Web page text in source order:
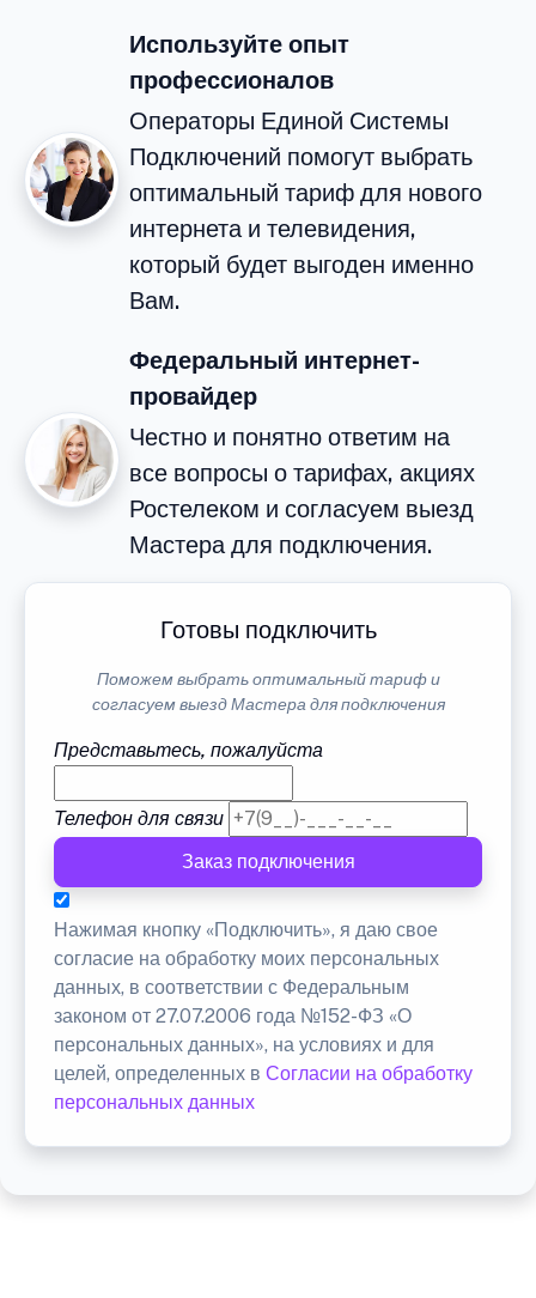
Используйте опыт
профессионалов
Операторы Единой Системы
Подключений помогут выбрать
оптимальный тариф для нового
интернета и телевидения,
который будет выгоден именно
Вам.
Федеральный интернет-
провайдер
Честно и понятно ответим на
все вопросы о тарифах, акциях
Ростелеком и согласуем выезд
Мастера для подключения.
Готовы подключить
Поможем выбрать оптимальный тариф и
согласуем выезд Мастера для подключения
Представьтесь, пожалуйста
Телефон для связи
Заказ подключения
Нажимая кнопку «Подключить», я даю свое
согласие на обработку моих персональных
данных, в соответствии с Федеральным
законом от 27.07.2006 года №152-ФЗ «О
персональных данных», на условиях и для
целей, определенных в Согласии на обработку
персональных данных